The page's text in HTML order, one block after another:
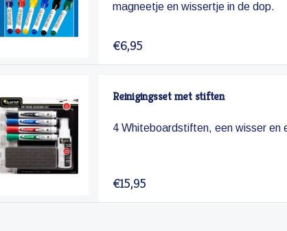
magneetje en wissertje in de dop.
€6,95
Reinigingsset met stiften
4 Whiteboardstiften, een wisser en
€15,95